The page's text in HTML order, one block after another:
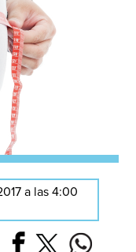
a las 4:00